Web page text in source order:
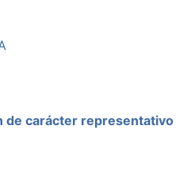
de carácter representativo